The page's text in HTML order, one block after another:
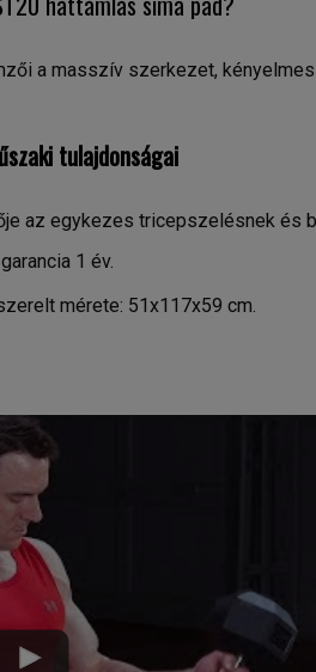
a masszív szerkezet,
tulajdonságai
az egykezes tricepszelésnek és
1 év.
mérete: 51x117x59 cm.